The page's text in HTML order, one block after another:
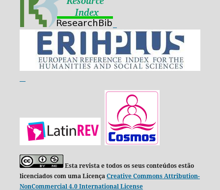
Esta revista e todos os seus conteúdos estão
licenciados com uma LicençaCreative Commons Attribution-
NonCommercial 4.0 International License